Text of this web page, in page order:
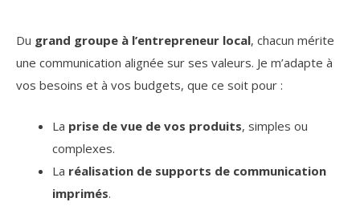
Du grand groupe à l’entrepreneur local, chacun mérite
une communication alignée sur ses valeurs. Je m’adapte à
vos besoins et à vos budgets, que ce soit pour :
La prise de vue de vos produits, simples ou
complexes.
La réalisation de supports de communication
imprimés.